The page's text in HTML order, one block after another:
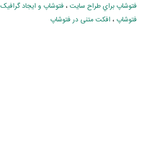
فتوشاپ براي طراح سايت، فتوشاپ و ايجاد گرافيک
فتوشاپ ، افکت متنی در فتوشاپ